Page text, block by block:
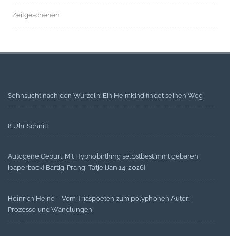
Zeitgeschehen
Sehnsucht nach den Wurzeln: Ein Heimkind findet seinen Weg
8 Uhr Schnitt
Autogene Geburt: Mit Hypnobirthing selbstbestimmt gebären
[paperback] Bartig-Prang, Tatje [Jan 14, 2026]
Heinrich Heine – Vom Triaspoeten zum polyphonen Autor:
Prozesse und Wandlungen